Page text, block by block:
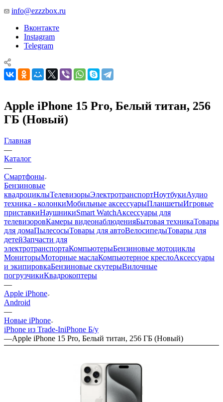
info@ezzzbox.ru
Вконтакте
Instagram
Telegram
Apple iPhone 15 Pro, Белый титан, 256
ГБ (Новый)
Главная
—
Каталог
—
Смартфоны
Бензиновые
квадроциклыТелевизорыЭлектротранспортНоутбукиАудио
техника - колонкиМобильные аксессуарыПланшетыИгровые
приставкиНаушникиSmart WatchАксессуары для
телевизоровКамеры видеонаблюденияБытовая техникаТовары
для домаПылесосыТовары для автоВелосипедыТовары для
детейЗапчасти для
электротранспортаКомпьютерыБензиновые мотоциклы
МониторыМоторные маслаКомпьютерное креслоАксессуары
и экипировкаБензиновые скутерыВилочные
погрузчикиКвадрокоптеры
—
Apple iPhone
Android
—
Новые iPhone
iPhone из Trade-IniPhone Б/у
—Apple iPhone 15 Pro, Белый титан, 256 ГБ (Новый)